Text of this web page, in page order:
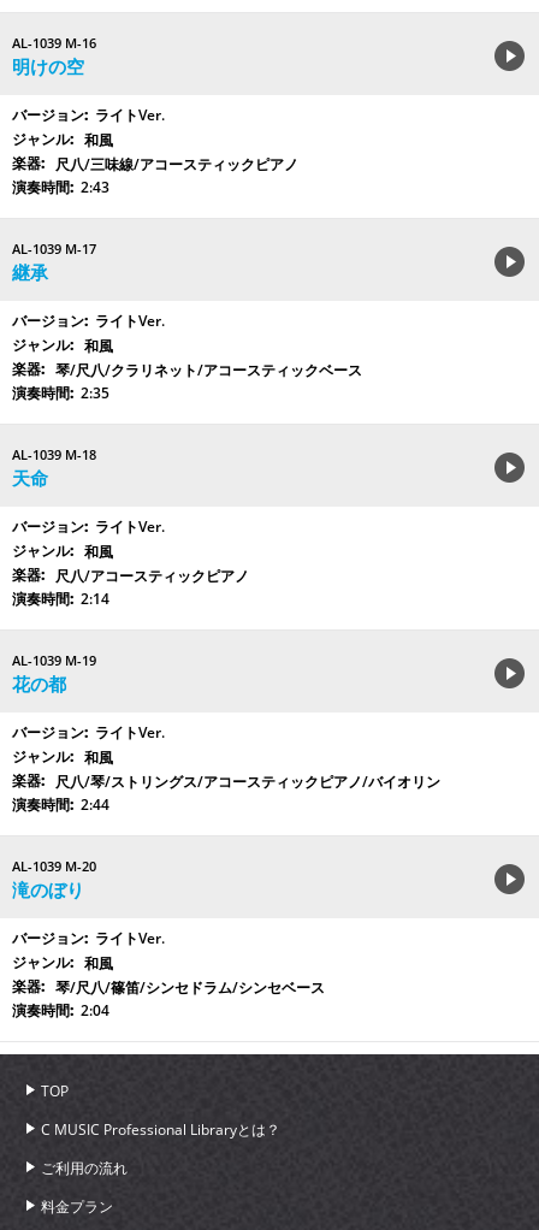
AL-1039 M-16
明けの空
ライトVer.
和風
尺八/三味線/アコースティックピアノ
2:43
AL-1039 M-17
継承
ライトVer.
和風
琴/尺八/クラリネット/アコースティックベース
2:35
AL-1039 M-18
天命
ライトVer.
和風
尺八/アコースティックピアノ
2:14
AL-1039 M-19
花の都
ライトVer.
和風
尺八/琴/ストリングス/アコースティックピアノ/バイオリン
2:44
AL-1039 M-20
滝のぼり
ライトVer.
和風
琴/尺八/篠笛/シンセドラム/シンセベース
2:04
TOP
C MUSIC Professional Libraryとは？
ご利用の流れ
料金プラン